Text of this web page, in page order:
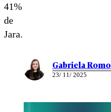
41%
de
Jara.
Gabriela Romo
23/ 11/ 2025